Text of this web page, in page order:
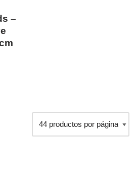
–